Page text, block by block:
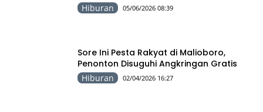
Hiburan 05/06/2026 08:39
Sore Ini Pesta Rakyat di Malioboro,
Penonton Disuguhi Angkringan Gratis
Hiburan 02/04/2026 16:27